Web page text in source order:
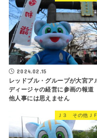
2024.02.15
レッドブル・グループが大宮ア
ディージャの経営に参画の報道
他人事には思えません
Ｊ３ その他ＪＦ